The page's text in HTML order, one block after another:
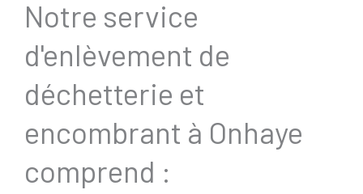
Notre service
d'enlèvement de
déchetterie et
encombrant à Onhaye
comprend :